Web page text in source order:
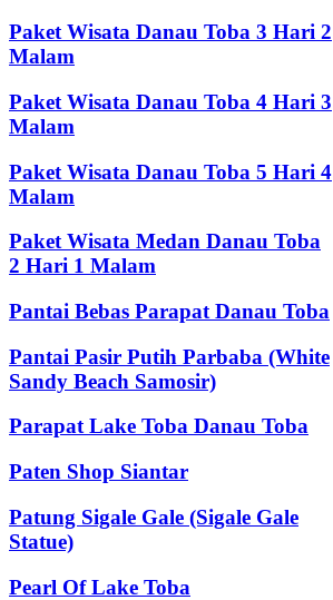
Paket Wisata Danau Toba 3 Hari 2
Malam
Paket Wisata Danau Toba 4 Hari 3
Malam
Paket Wisata Danau Toba 5 Hari 4
Malam
Paket Wisata Medan Danau Toba
2 Hari 1 Malam
Pantai Bebas Parapat Danau Toba
Pantai Pasir Putih Parbaba (White
Sandy Beach Samosir)
Parapat Lake Toba Danau Toba
Paten Shop Siantar
Patung Sigale Gale (Sigale Gale
Statue)
Pearl Of Lake Toba